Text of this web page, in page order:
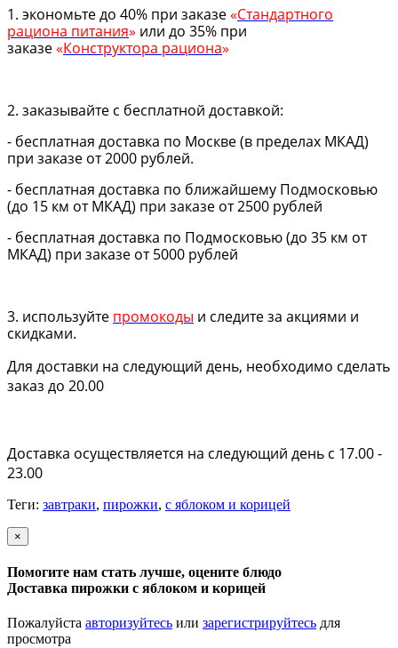
1. экономьте до 40% при заказе«Стандартного
рациона питания» или до 35% при
заказе«Конструктора рациона»
2. заказывайте с бесплатной доставкой:
- бесплатная доставка по Москве (в пределах МКАД)
при заказе от 2000 рублей.
- бесплатная доставка по ближайшему Подмосковью
(до 15 км от МКАД) при заказе от 2500 рублей
- бесплатная доставка по Подмосковью (до 35 км от
МКАД) при заказе от 5000 рублей
3. используйте промокоды и следите за акциями и
скидками.
Для доставки на следующий день, необходимо сделать
заказ до 20.00
Доставка осуществляется на следующий день с 17.00 -
23.00
Теги: завтраки, пирожки, с яблоком и корицей
×
Помогите нам стать лучше, оцените блюдо
Доставка пирожки с яблоком и корицей
Пожалуйста авторизуйтесь или зарегистрируйтесь для
просмотра